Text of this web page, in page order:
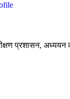
प्रशासन,